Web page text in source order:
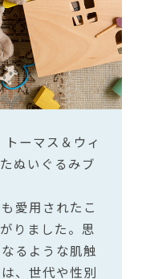
ーマス＆ウィ
ぬいぐるみブ
愛用されたこ
りました。思
るような肌触
、世代や性別